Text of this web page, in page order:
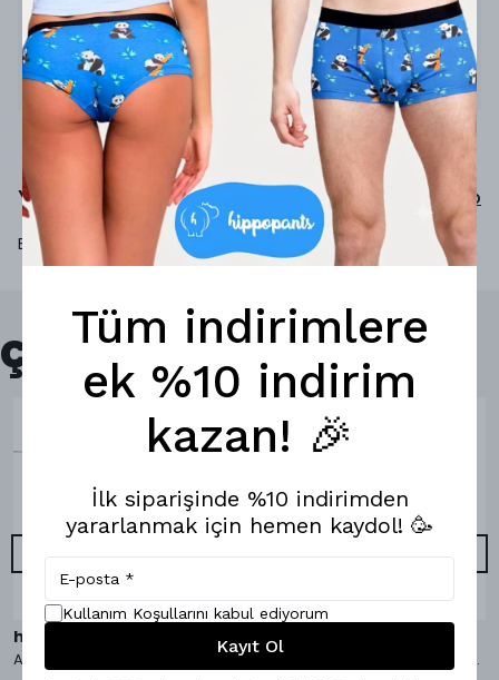
Mini mini birler, çalışkan ikiler, çok rahat hippolar!
%92 micro-modal
%8 elastan
Yorumlar Yorum Yap
Bu ürün için henüz yorum yapılmamış.
Çok Satanlar
hippopants
AvocaDo It Bambu Çorap
hippopants
AvocaDo It Boxer & Bambu Çorap
Tüm indirimlere
ek %10 indirim
kazan! 🎉
İlk siparişinde %10 indirimden
yararlanmak için hemen kaydol! 🥳
Kullanım Koşullarını kabul ediyorum
Kayıt Ol